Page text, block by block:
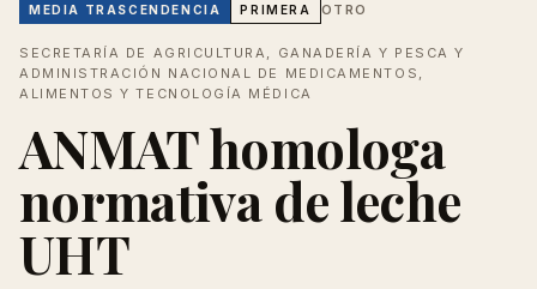
MEDIA TRASCENDENCIA PRIMERA OTRO
SECRETARÍA DE AGRICULTURA, GANADERÍA Y PESCA Y
ADMINISTRACIÓN NACIONAL DE MEDICAMENTOS,
ALIMENTOS Y TECNOLOGÍA MÉDICA
ANMAT homologa
normativa de leche
UHT